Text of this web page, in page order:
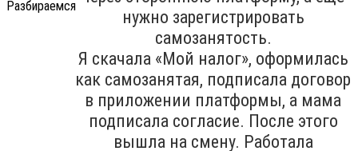
нужно зарегистрировать
самозанятость.
Я скачала «Мой налог», оформилась
как самозанятая, подписала договор
в приложении платформы, а мама
подписала согласие. После этого
вышла на смену. Работала